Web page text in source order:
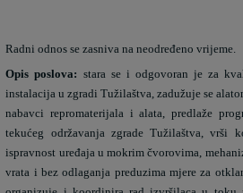
Radni odnos se zasniva na neodređeno vrijeme.
Opis poslova: stara se i odgovoran je za
instalacija u zgradi Tužilaštva, zadužuje se
nabavci repromaterijala i alata, predlaže
tekućeg održavanja zgrade Tužilaštva, vrši
ispravnost uređaja u mokrim čvorovima,
vrata i bez odlaganja preduzima mjere za